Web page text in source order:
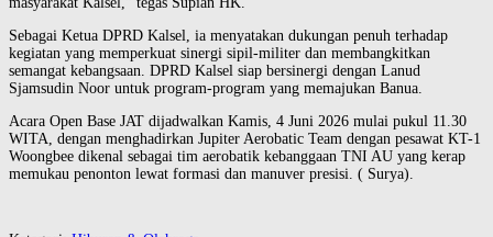
Sebagai Ketua DPRD Kalsel, ia menyatakan dukungan penuh terhadap
kegiatan yang memperkuat sinergi sipil-militer dan membangkitkan
semangat kebangsaan. DPRD Kalsel siap bersinergi dengan Lanud
Sjamsudin Noor untuk program-program yang memajukan Banua.
Acara Open Base JAT dijadwalkan Kamis, 4 Juni 2026 mulai pukul 11.30
WITA, dengan menghadirkan Jupiter Aerobatic Team dengan pesawat KT-1
Woongbee dikenal sebagai tim aerobatik kebanggaan TNI AU yang kerap
memukau penonton lewat formasi dan manuver presisi. ( Surya).